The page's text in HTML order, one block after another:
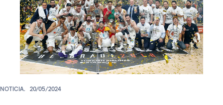
NOTICIA. 20/05/2024